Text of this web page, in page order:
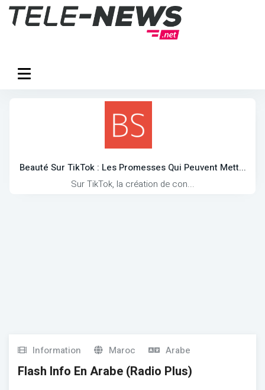
Beauté Sur TikTok : Les Promesses Qui Peuvent Mett...
Sur TikTok, la création de con...
Information Maroc Arabe
Flash Info En Arabe (Radio Plus)